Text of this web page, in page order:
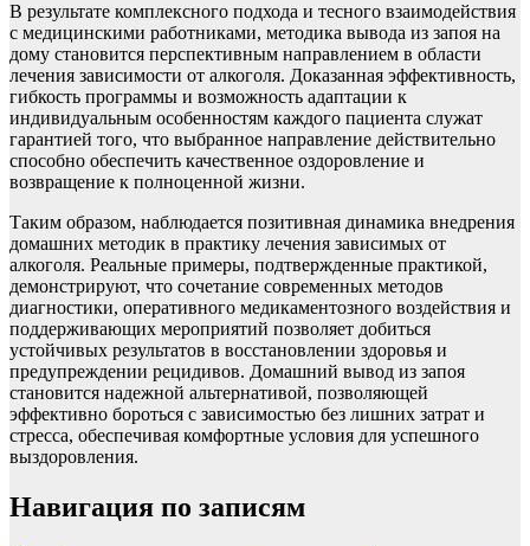
В результате комплексного подхода и тесного взаимодействия
с медицинскими работниками, методика вывода из запоя на
дому становится перспективным направлением в области
лечения зависимости от алкоголя. Доказанная эффективность,
гибкость программы и возможность адаптации к
индивидуальным особенностям каждого пациента служат
гарантией того, что выбранное направление действительно
способно обеспечить качественное оздоровление и
возвращение к полноценной жизни.
Таким образом, наблюдается позитивная динамика внедрения
домашних методик в практику лечения зависимых от
алкоголя. Реальные примеры, подтвержденные практикой,
демонстрируют, что сочетание современных методов
диагностики, оперативного медикаментозного воздействия и
поддерживающих мероприятий позволяет добиться
устойчивых результатов в восстановлении здоровья и
предупреждении рецидивов. Домашний вывод из запоя
становится надежной альтернативой, позволяющей
эффективно бороться с зависимостью без лишних затрат и
стресса, обеспечивая комфортные условия для успешного
выздоровления.
Навигация по записям